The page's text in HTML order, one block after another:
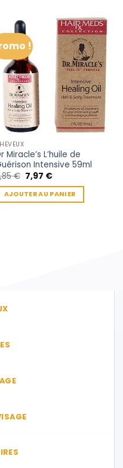
!
Miracle’s L’huile de
Intensive 59ml
€ Le
prix
initial
était :
8,85 €.
7,97 €Le
actuel
est :
7,97 €.
AJOUTER AU PANIER